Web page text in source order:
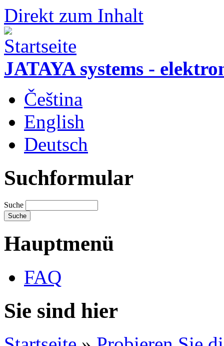
Direkt zum Inhalt
JATAYA systems -
Čeština
English
Deutsch
Suchformular
Suche
Hauptmenü
FAQ
Sie sind hier